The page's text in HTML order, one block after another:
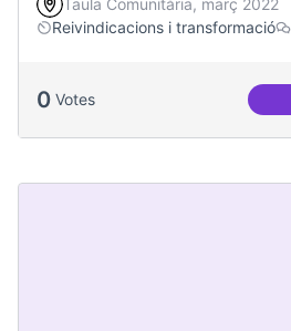
Taula Comunitària, març 2022
Reivindicacions i transformació
0 Votes